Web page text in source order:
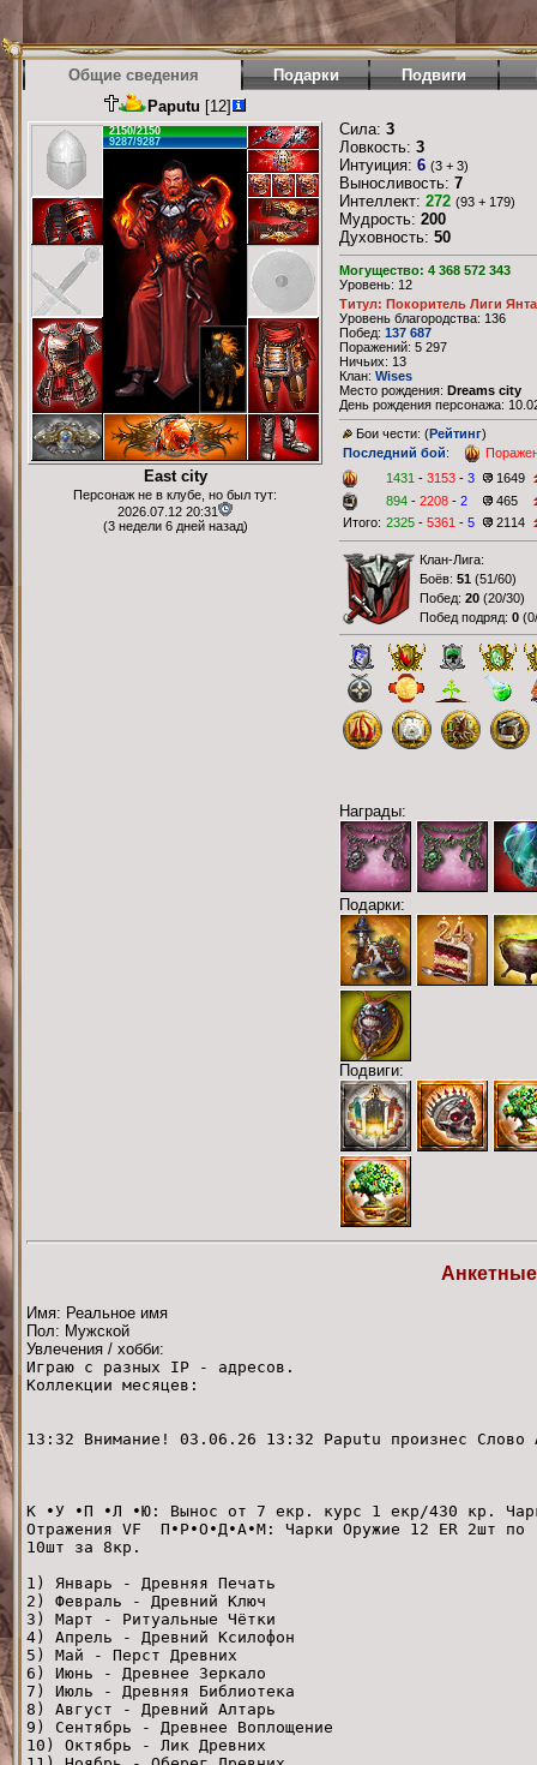
Общие сведения Подарки Подвиги
Paputu [12]
2150/2150
9287/9287
East city
Персонаж не в клубе, но был тут:
2026.07.12 20:31
(3 недели 6 дней назад)
Сила: 3
Ловкость: 3
Интуиция: 6 (3 + 3)
Выносливость: 7
Интеллект: 272 (93 + 179)
Мудрость: 200
Духовность: 50
Могущество: 4 368 572 343
Уровень: 12
Титул: Покоритель Лиги
Уровень благородства: 136
Побед: 137 687
Поражений: 5 297
Ничьих: 13
Клан: Wises
Место рождения: Dreams city
День рождения персонажа:
Бои чести: (Рейтинг)
Последний бой:
1431 - 3153 - 3
1649
894 - 2208 - 2
465
Итого: 2325 - 5361 - 5 2114
Клан-Лига:
Боёв: 51 (51/60)
Побед: 20 (20/30)
Побед подряд: 0 (
Награды:
Подарки:
Подвиги:
Имя: Реальное имя
Пол: Мужской
Увлечения / хобби:
Играю с разных IP - адресов.
Коллекции месяцев:
13:32 Внимание! 03.06.26 13:32 Paputu произнес Слово
К •У •П •Л •Ю: Вынос от 7 екр. курс 1 екр/430 кр.
Отражения VF П•Р•О•Д•А•М: Чарки Оружие 12 ЕR 2шт
10шт за 8кр.
1) Январь - Древняя Печать
2) Февраль - Древний Ключ
3) Март - Ритуальные Чётки
4) Апрель - Древний Ксилофон
5) Май - Перст Древних
6) Июнь - Древнее Зеркало
7) Июль - Древняя Библиотека
8) Август - Древний Алтарь
9) Сентябрь - Древнее Воплощение
10) Октябрь - Лик Древних